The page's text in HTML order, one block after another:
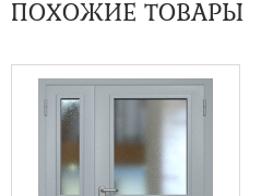
ПОХОЖИЕ ТОВАРЫ